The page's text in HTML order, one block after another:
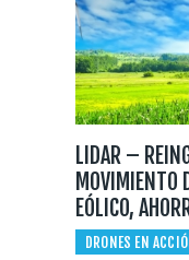
LIDAR –
MOVIMIENTO
EÓLICO,
DRONES EN